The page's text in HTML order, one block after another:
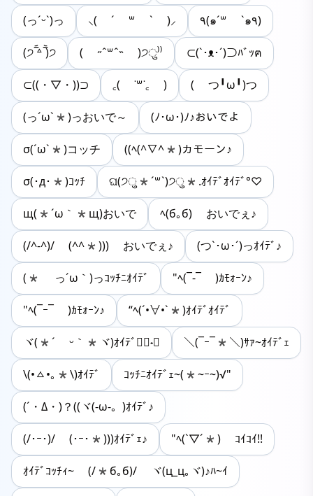
(っˊᵕˋ)っ ⸜( ´ ꒳ ` )⸝ ٩(๑´꒳ `๑٩)
(੭ ̅᷄꒫ ̅᷅)੭ ( ˶ˆ꒳ˆ˵ )੭ु⁾⁾ ⊂(`･ᴥ･´)⊃ﾊﾞｯฅ
⊂((・▽・))⊃ ꜀( ˙꒳˙꜀ ) ( つ╹ω╹)つ
(っ´ω`*)っおいで～ (ﾉ･ω･)ﾉ♪おいでよ
σ(´ω`*)コッチ ((ﾍ(^∇^*)カモーン♪
σ(･д･*)ｺｯﾁ ଘ(੭ु*ˊ꒳​ˋ)੭ु*.ｵｲﾃﾞｵｲﾃﾞ°♡
щ(*´ω｀*щ)おいで ﾍ(б｡б) おいでぇ♪
(/^-^)/ (^^*))) おいでぇ♪ (つ`･ω･´)っｵｲﾃﾞ♪
(* っ´ω｀)っｺｯﾁﾆｵｲﾃﾞ "ﾍ(¯-¯ )ｶﾓｫｰﾝ♪
"ﾍ(¯ｰ¯ )ｶﾓｫｰﾝ♪ “ﾍ(´•∀•`*)ｵｲﾃﾞｵｲﾃﾞ
ヾ(*´ ᵕ｀*ヾ)ｵｲﾃﾞ♪ْ˖⋆ ＼(¯ｰ¯*＼)ｻｧ~ｵｲﾃﾞｪ
\(•ㅿ•｡*\)ｵｲﾃﾞ ｺｯﾁﾆｵｲﾃﾞｪ~(*~ｰ~)√"
(´・Δ・)？((ヾ(-ω-。)ｵｲﾃﾞ♪
(/･ｰ･)/ (･ｰ･*)))ｵｲﾃﾞｪ♪ "ﾍ(`▽´*) ｺｲｺｲ!!
ｵｲﾃﾞｺｯﾁｨ~ (/*б｡б)/ ヾ(ц_ц｡ヾ)♪ﾊ~ｲ